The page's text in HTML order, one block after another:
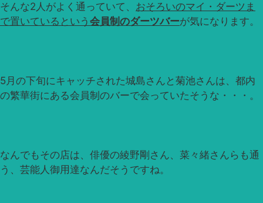
そんな2人がよく通っていて、 おそろいのマイ・ダーツま
で置いているという 会員制のダーツバーが気になります。
5月の下旬にキャッチされた城島さんと菊池さんは、都内
の繁華街にある会員制のバーで会っていたそうな・・・。
なんでもその店は、俳優の綾野剛さん、菜々緒さんらも通
う、芸能人御用達なんだそうですね。